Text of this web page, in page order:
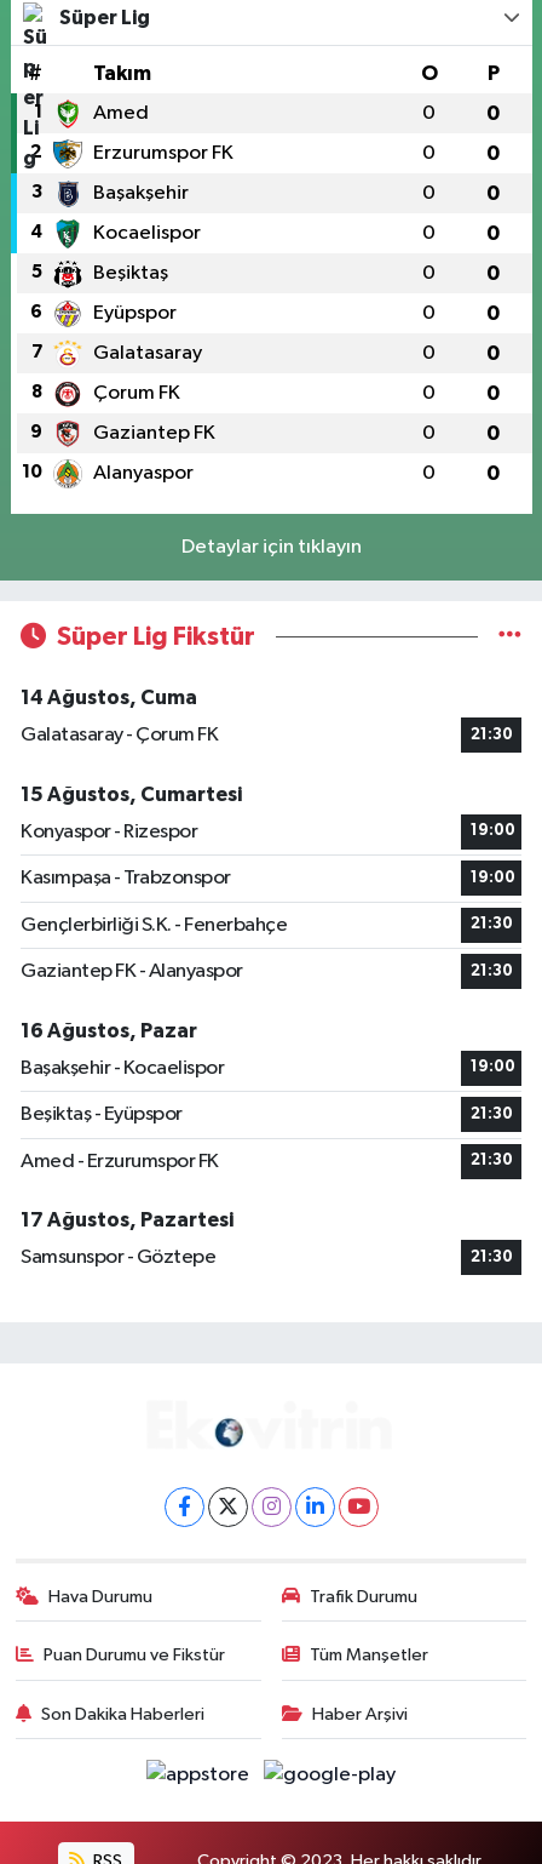
Süper Lig
# Takım O P
1 Amed 0 0
2 Erzurumspor FK 0 0
3 Başakşehir 0 0
4 Kocaelispor 0 0
5 Beşiktaş 0 0
6 Eyüpspor 0 0
7 Galatasaray 0 0
8 Çorum FK 0 0
9 Gaziantep FK 0 0
10 Alanyaspor 0 0
Detaylar için tıklayın
Süper Lig Fikstür
14 Ağustos, Cuma
Galatasaray - Çorum FK
21:30
15 Ağustos, Cumartesi
Konyaspor - Rizespor
19:00
Kasımpaşa - Trabzonspor 19:00
Gençlerbirliği S.K. - Fenerbahçe 21:30
Gaziantep FK - Alanyaspor 21:30
16 Ağustos, Pazar
Başakşehir - Kocaelispor
19:00
Beşiktaş - Eyüpspor 21:30
Amed - Erzurumspor FK 21:30
17 Ağustos, Pazartesi
Samsunspor - Göztepe
21:30
Hava Durumu Trafik Durumu
Puan Durumu ve Fikstür Tüm Manşetler
Son Dakika Haberleri Haber Arşivi